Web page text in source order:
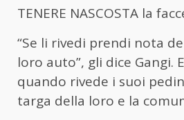
TENERE NASCOSTA la
“Se li rivedi prendi nota
loro auto”, gli dice Gangi.
quando rivede i suoi
targa della loro e la